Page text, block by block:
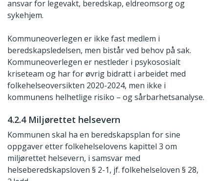
ansvar for legevakt, beredskap, eldreomsorg og
sykehjem.
Kommuneoverlegen er ikke fast medlem i
beredskapsledelsen, men bistår ved behov på sak.
Kommuneoverlegen er nestleder i psykososialt
kriseteam og har for øvrig bidratt i arbeidet med
folkehelseoversikten 2020-2024, men ikke i
kommunens helhetlige risiko – og sårbarhetsanalyse.
4.2.4 Miljørettet helsevern
Kommunen skal ha en beredskapsplan for sine
oppgaver etter folkehelselovens kapittel 3 om
miljørettet helsevern, i samsvar med
helseberedskapsloven § 2-1, jf. folkehelseloven § 28,